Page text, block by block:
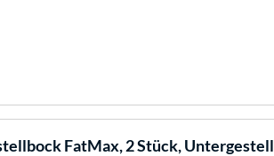
FatMax, 2 Stück, Untergestell